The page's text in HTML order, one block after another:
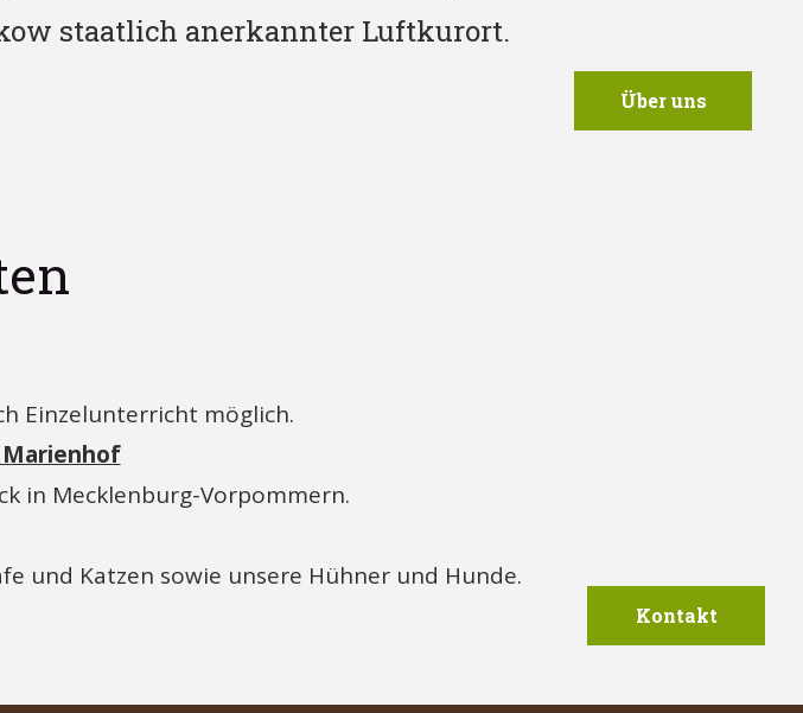
staatlich anerkannter Luftkurort.
Über uns
Einzelunterricht möglich.
in Mecklenburg-Vorpommern.
und Katzen sowie unsere Hühner und Hunde.
Kontakt